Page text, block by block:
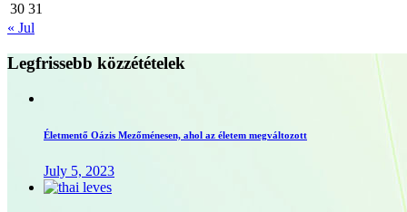
30 31
« Jul
Legfrissebb közzétételek
Életmentő Oázis Mezőménesen, ahol az életem megváltozott
July 5, 2023